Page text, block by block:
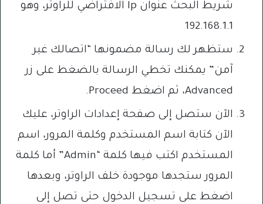
شريط البحث عنوان lp الافتراضي للراوتر، وهو
192.168.1.1
ستظهر لك رسالة مضمونها “اتصالك غير
آمن” يمكنك تخطي الرسالة بالضغط على زر
Advanced، ثم اضغط Proceed.
الآن ستصل إلى صفحة إعدادات الراوتر، عليك
الآن كتابة اسم المستخدم وكلمة المرور، اسم
المستخدم اكتب فيها كلمة “Admin” أما كلمة
المرور ستجدها موجودة خلف الراوتر، وبعدها
اضغط على تسجيل الدخول حتى تصل إلى